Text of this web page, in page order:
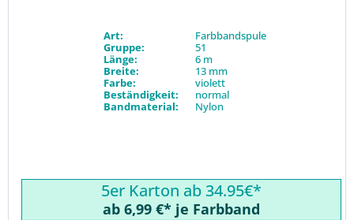
Art:
Farbbandspule
Gruppe:
51
Länge:
6 m
Breite:
13 mm
Farbe:
violett
Beständigkeit:
normal
Bandmaterial:
Nylon
5er Karton ab 34.95€*
ab 6,99 €* je Farbband